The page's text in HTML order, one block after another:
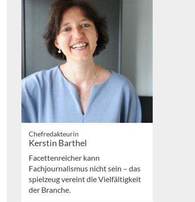
Chefredakteurin
Kerstin Barthel
Facettenreicher kann
Fachjournalismus nicht sein – das
spielzeug vereint die Vielfältigkeit
der Branche.